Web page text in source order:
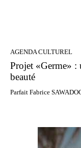
AGENDA CULTUREL
Projet «Germe» :
beauté
Parfait Fabrice